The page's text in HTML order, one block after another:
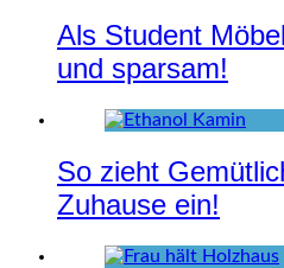
Als Student
und sparsam!
So zieht
Zuhause ein!